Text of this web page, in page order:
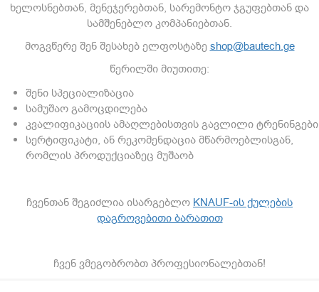
ხელოსნებთან, მენეჯერებთან, სარემონტო ჯგუფებთან და
სამშენებლო კომპანიებთან.
მოგვწერე შენ შესახებ ელფოსტაზე shop@bautech.ge
წერილში მიუთითე:
შენი სპეციალიზაცია
სამუშაო გამოცდილება
კვალიფიკაციის ამაღლებისთვის გავლილი ტრენინგები
სერტიფიკატი, ან რეკომენდაცია მწარმოებლისგან,
რომლის პროდუქციაზეც მუშაობ
ჩვენთან შეგიძლია ისარგებლო KNAUF-ის ქულების
დაგროვებითი ბარათით
ჩვენ ვმეგობრობთ პროფესიონალებთან!